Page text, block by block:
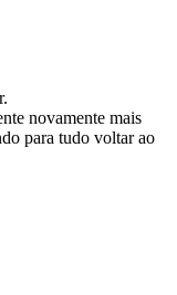
novamente mais
para tudo voltar ao